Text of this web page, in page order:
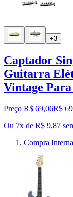
+3
Captador
Guitarra
Vintage
Preço R$ 69,06R$ 69
Ou 7x de R$ 9,87
Compra